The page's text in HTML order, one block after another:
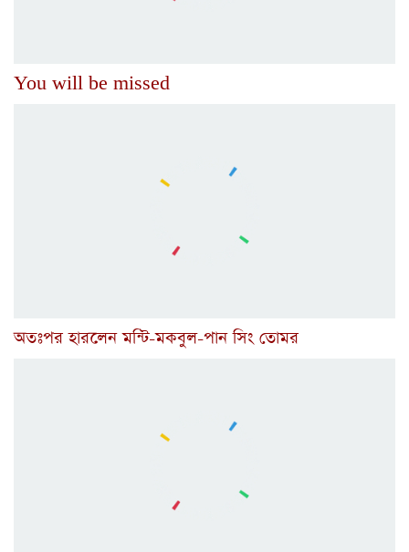
You will be missed
অতঃপর হারলেন মন্টি-মকবুল-পান সিং তোমর